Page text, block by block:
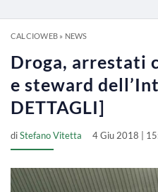
CALCIOWEB» NEWS
Droga, arrestati
e steward
DETTAGLI]
diStefano Vitetta 4 Giu 2018 |